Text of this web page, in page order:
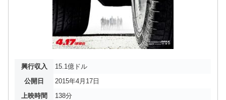
興行収入
15.1億ドル
公開日
2015年4月17日
上映時間
138分